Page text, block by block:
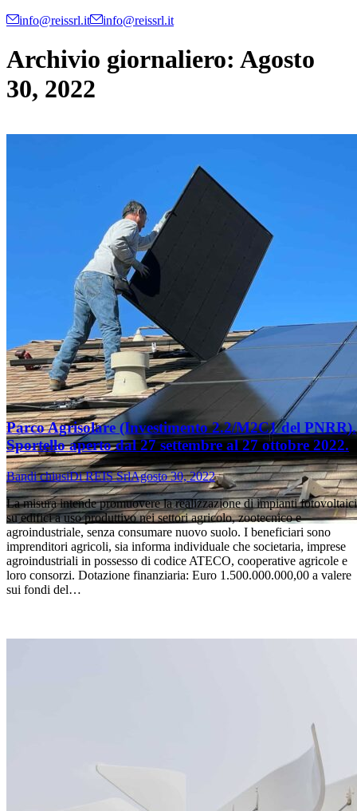
info@reissrl.it info@reissrl.it
Archivio giornaliero: Agosto
30, 2022
Parco Agrisolare (Investimento 2.2/M2C1 del PNRR).
Sportello aperto dal 27 settembre al 27 ottobre 2022.
Bandi chiusiDiREIS SrlAgosto 30, 2022
La misura intende promuovere la realizzazione di impianti fotovoltaici
su edifici a uso produttivo nei settori agricolo, zootecnico e
agroindustriale, senza consumare nuovo suolo. I beneficiari sono
imprenditori agricoli, sia informa individuale che societaria, imprese
agroindustriali in possesso di codice ATECO, cooperative agricole e
loro consorzi. Dotazione finanziaria: Euro 1.500.000.000,00 a valere
sui fondi del…